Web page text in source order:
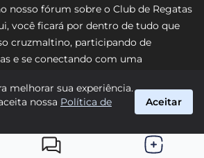
nosso fórum sobre o Club de Regatas
você ficará por dentro de tudo que
cruzmaltino, participando de
e se conectando com uma
de perto o caminho do Vasco
#FutVasco
Todos os direitos reservados.
melhorar sua experiência.
nossa Política de
Aceitar